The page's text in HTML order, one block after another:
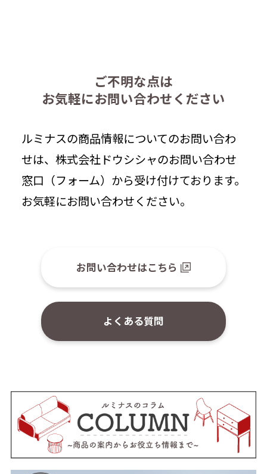
ご不明な点は
お気軽にお問い合わせください
ルミナスの商品情報についてのお問い合わ
せは、株式会社ドウシシャのお問い合わせ
窓口（フォーム）から受け付けております。
お気軽にお問い合わせください。
お問い合わせはこちら
よくある質問